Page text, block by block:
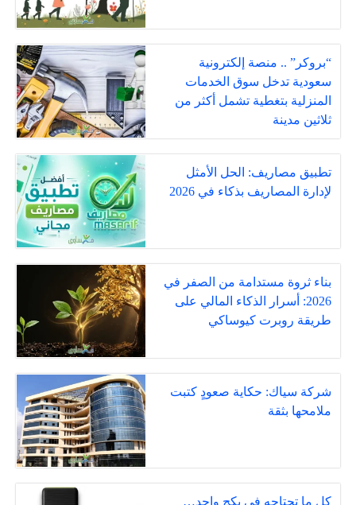
“بروكر” .. منصة إلكترونية
سعودية تدخل سوق الخدمات
المنزلية بتغطية تشمل أكثر من
ثلاثين مدينة
تطبيق مصاريف: الحل الأمثل
لإدارة المصاريف بذكاء في 2026
بناء ثروة مستدامة من الصفر في
2026: أسرار الذكاء المالي على
طريقة روبرت كيوساكي
شركة سياك: حكاية صعودٍ كتبت
ملامحها بثقة
كل ما تحتاجه في بكج واحد…